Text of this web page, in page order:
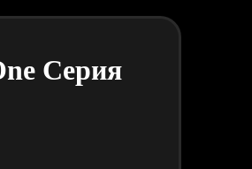
Серия